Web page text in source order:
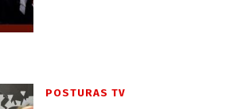
POSTURAS TV